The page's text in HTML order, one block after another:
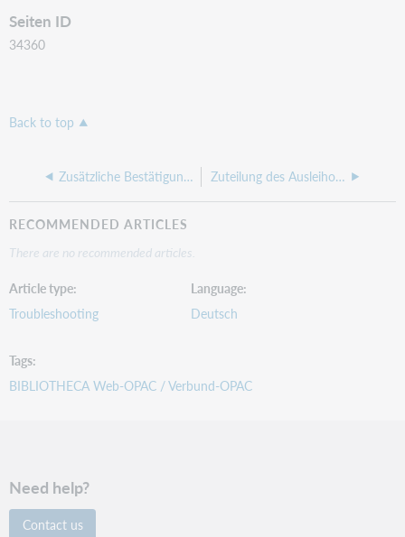
Seiten ID
34360
Back to top
Zusätzliche Bestätigung beim Verlängern im Web-OPAC umgehen Zuteilung des Ausleihortes am Selbstverbucher für die Ausleihstatistik
RECOMMENDED ARTICLES
There are no recommended articles.
Article type
Troubleshooting
Language
Deutsch
Tags
BIBLIOTHECA Web-OPAC / Verbund-OPAC
Need help?
Contact us